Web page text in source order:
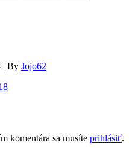
| By Jojo62
komentára sa musíte prihlásiť.